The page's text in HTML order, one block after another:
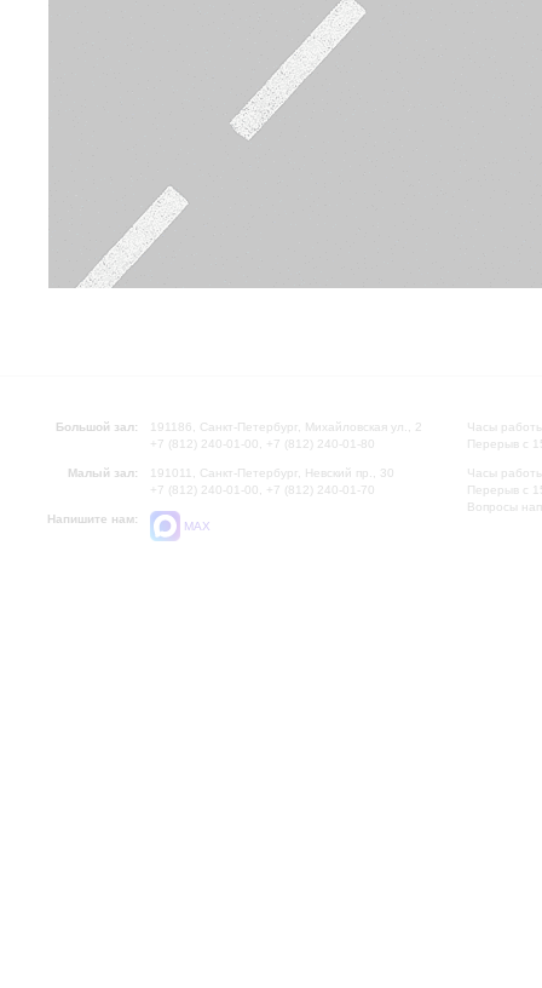
Большой зал:
191186, Санкт-Петербург, Михайловская ул., 2
+7 (812) 240-01-00, +7 (812) 240-01-80
Малый зал:
191011, Санкт-Петербург, Невский пр., 30
+7 (812) 240-01-00, +7 (812) 240-01-70
Напишите нам:
MAX
Часы
Перерыв с
Часы
Перерыв с
Вопросы